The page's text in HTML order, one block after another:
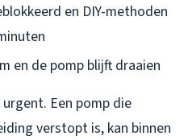
en DIY-methoden
en de pomp blijft draaien
Een pomp die
verstopt is, kan binnen